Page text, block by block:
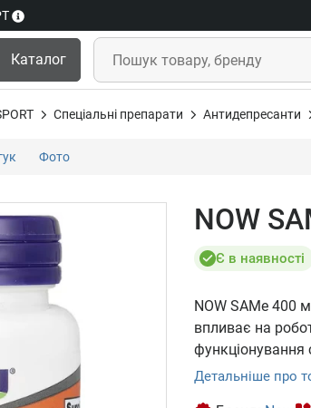
Каталог
Cпеціальні препарати Антидепресанти
Фото
NOW
Є в наявності
NOW SAMe 400
впливає на
функціонування
Детальніше про